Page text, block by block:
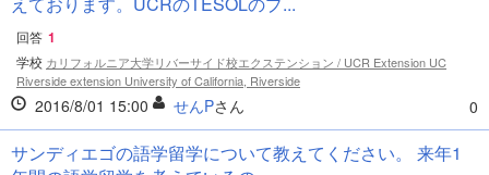
回答 1
学校 カリフォルニア大学リバーサイド校エクステンション / UCR Extension UC
Riverside extension University of California, Riverside
2016/8/01 15:00 せんPさん 0
サンディエゴの語学留学について教えてください。 来年1